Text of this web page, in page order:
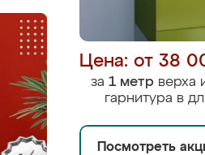
Цена: от 38
за 1 метрверха
гарнитура в
Посмотреть